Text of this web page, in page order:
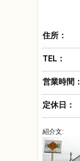
住所：
TEL：
営業時間：
定休日：
紹介文: